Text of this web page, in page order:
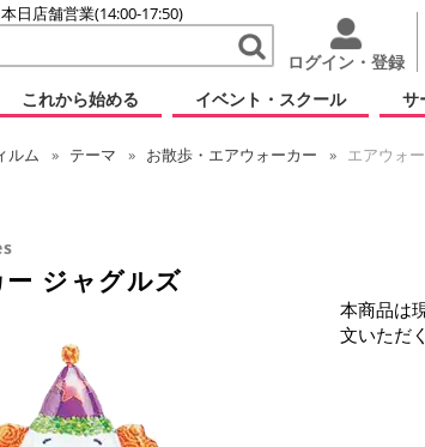
本日店舗営業(14:00-17:50)
ログイン・登録
これから始める イベント・スクール サ
ルム テーマ お散歩・エアウォーカー
エアウォ
ジャグルズ
本商品は
文いただ